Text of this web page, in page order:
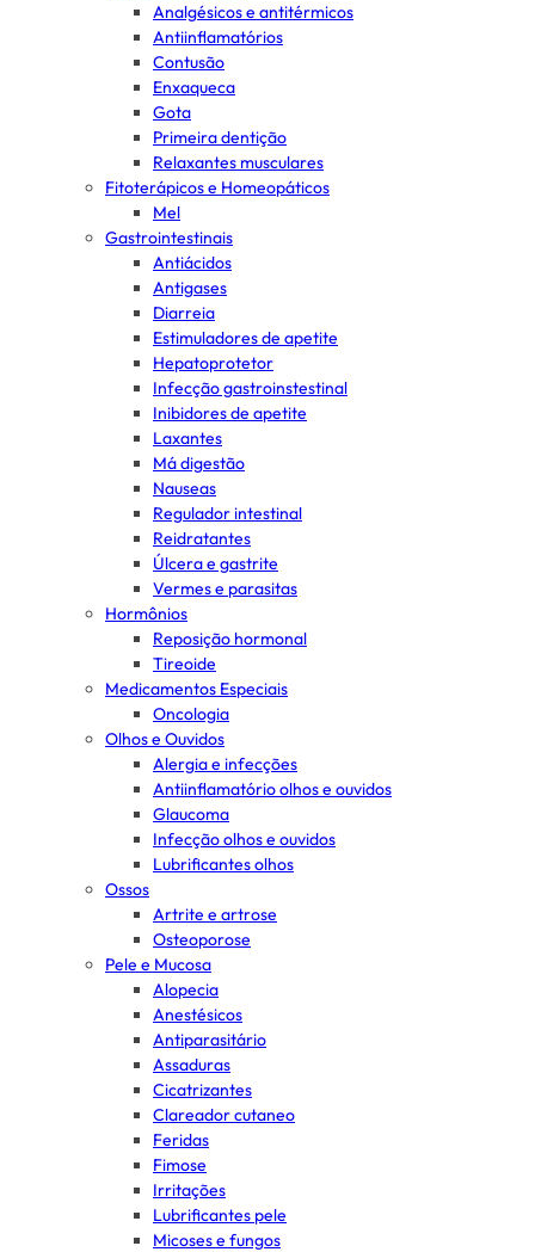
Analgésicos e antitérmicos
Antiinflamatórios
Contusão
Enxaqueca
Gota
Primeira dentição
Relaxantes musculares
Fitoterápicos e Homeopáticos
Mel
Gastrointestinais
Antiácidos
Antigases
Diarreia
Estimuladores de apetite
Hepatoprotetor
Infecção gastroinstestinal
Inibidores de apetite
Laxantes
Má digestão
Nauseas
Regulador intestinal
Reidratantes
Úlcera e gastrite
Vermes e parasitas
Hormônios
Reposição hormonal
Tireoide
Medicamentos Especiais
Oncologia
Olhos e Ouvidos
Alergia e infecções
Antiinflamatório olhos e ouvidos
Glaucoma
Infecção olhos e ouvidos
Lubrificantes olhos
Ossos
Artrite e artrose
Osteoporose
Pele e Mucosa
Alopecia
Anestésicos
Antiparasitário
Assaduras
Cicatrizantes
Clareador cutaneo
Feridas
Fimose
Irritações
Lubrificantes pele
Micoses e fungos